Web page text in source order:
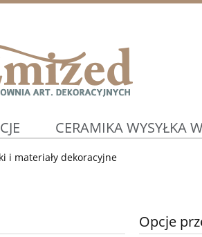
CERAMIKA WYSYŁKA
i materiały dekoracyjne
Opcje